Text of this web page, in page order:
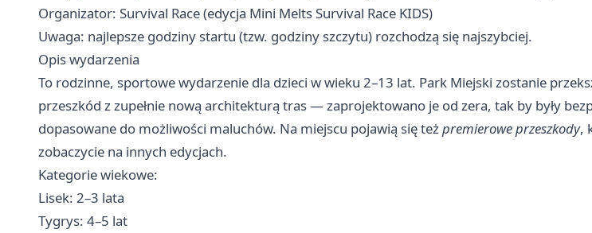
Organizator: Survival Race (edycja Mini Melts Survival Race KIDS)
Uwaga: najlepsze godziny startu (tzw. godziny szczytu) rozchodzą się najszybciej.
Opis wydarzenia
To rodzinne, sportowe wydarzenie dla dzieci w wieku 2–13 lat. Park Miejski zostanie
przeszkód z zupełnie nową architekturą tras — zaprojektowano je od zera, tak by były
dopasowane do możliwości maluchów. Na miejscu pojawią się też premierowe przeszkody,
zobaczycie na innych edycjach.
Kategorie wiekowe:
Lisek: 2–3 lata
Tygrys: 4–5 lat